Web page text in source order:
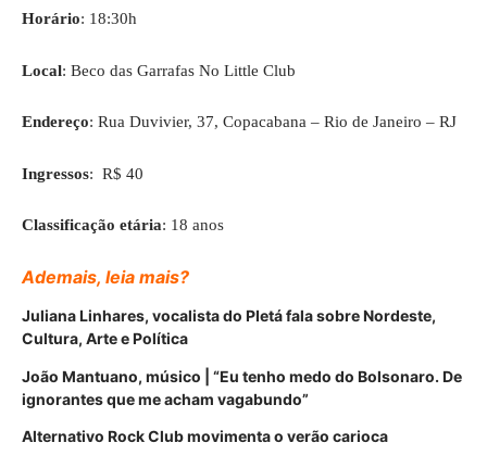
Horário: 18:30h
Local: Beco das Garrafas No Little Club
Endereço: Rua Duvivier, 37, Copacabana – Rio de Janeiro – RJ
Ingressos: R$ 40
Classificação etária: 18 anos
Ademais, leia mais?
Juliana Linhares, vocalista do PIetá fala sobre Nordeste,
Cultura, Arte e Política
João Mantuano, músico | “Eu tenho medo do Bolsonaro. De
ignorantes que me acham vagabundo”
Alternativo Rock Club movimenta o verão carioca